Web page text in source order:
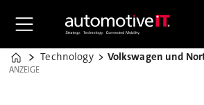
Home
Technology
ANZEIGE
ANZEIGE